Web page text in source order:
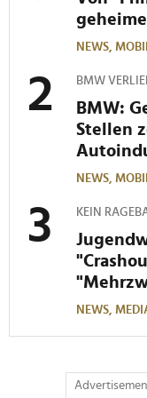
Partner führen
weiteren Daten
haben oder die sie
gesammelt haben.
NEWS,
BMW
BMW:
Stellen
NEWS,
KEIN
NEWS,